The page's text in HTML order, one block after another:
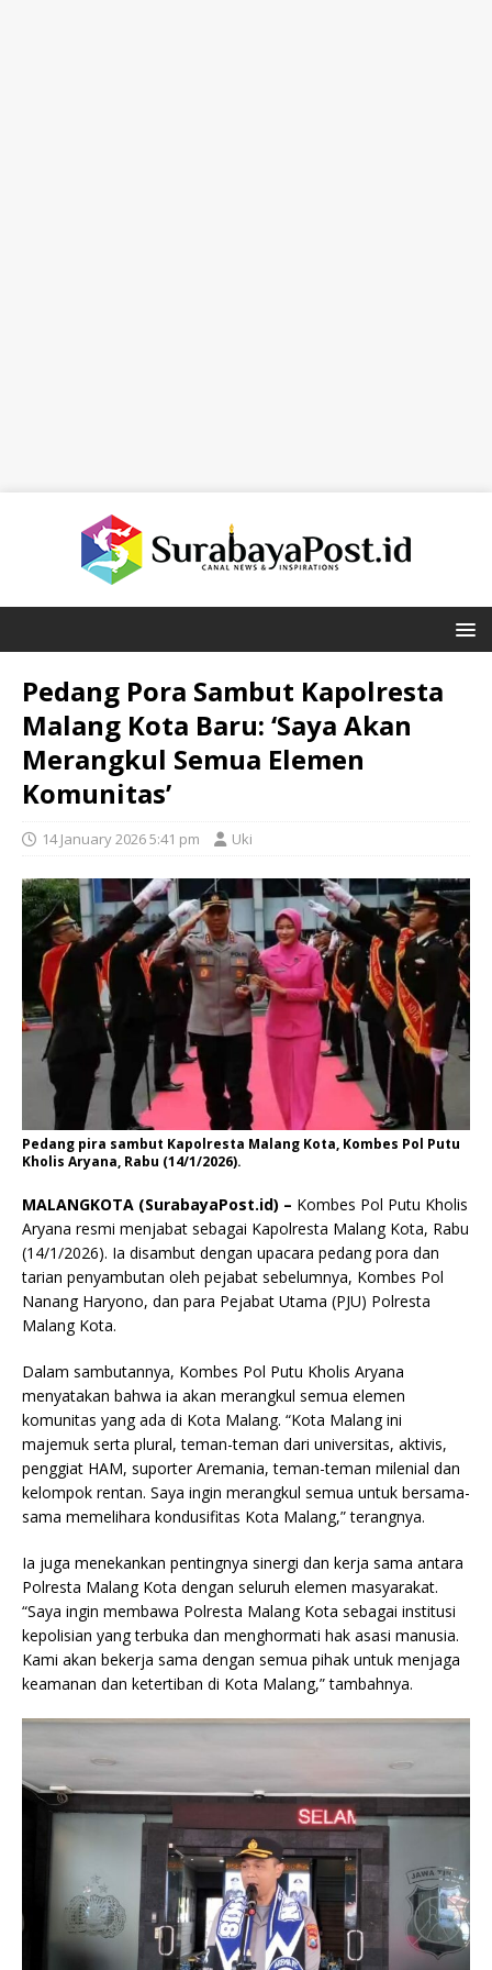
Pedang Pora Sambut Kapolresta
Malang Kota Baru: ‘Saya Akan
Merangkul Semua Elemen
Komunitas’
14 January 2026 5:41 pm Uki
Pedang pira sambut Kapolresta Malang Kota, Kombes Pol Putu
Kholis Aryana, Rabu (14/1/2026).
MALANGKOTA (SurabayaPost.id) – Kombes Pol Putu Kholis
Aryana resmi menjabat sebagai Kapolresta Malang Kota, Rabu
(14/1/2026). Ia disambut dengan upacara pedang pora dan
tarian penyambutan oleh pejabat sebelumnya, Kombes Pol
Nanang Haryono, dan para Pejabat Utama (PJU) Polresta
Malang Kota.
Dalam sambutannya, Kombes Pol Putu Kholis Aryana
menyatakan bahwa ia akan merangkul semua elemen
komunitas yang ada di Kota Malang. “Kota Malang ini
majemuk serta plural, teman-teman dari universitas, aktivis,
penggiat HAM, suporter Aremania, teman-teman milenial dan
kelompok rentan. Saya ingin merangkul semua untuk bersama-
sama memelihara kondusifitas Kota Malang,” terangnya.
Ia juga menekankan pentingnya sinergi dan kerja sama antara
Polresta Malang Kota dengan seluruh elemen masyarakat.
“Saya ingin membawa Polresta Malang Kota sebagai institusi
kepolisian yang terbuka dan menghormati hak asasi manusia.
Kami akan bekerja sama dengan semua pihak untuk menjaga
keamanan dan ketertiban di Kota Malang,” tambahnya.